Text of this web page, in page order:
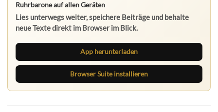
Ruhrbarone auf allen Geräten
Lies unterwegs weiter, speichere Beiträge und behalte
neue Texte direkt im Browser im Blick.
App herunterladen
Browser Suite installieren